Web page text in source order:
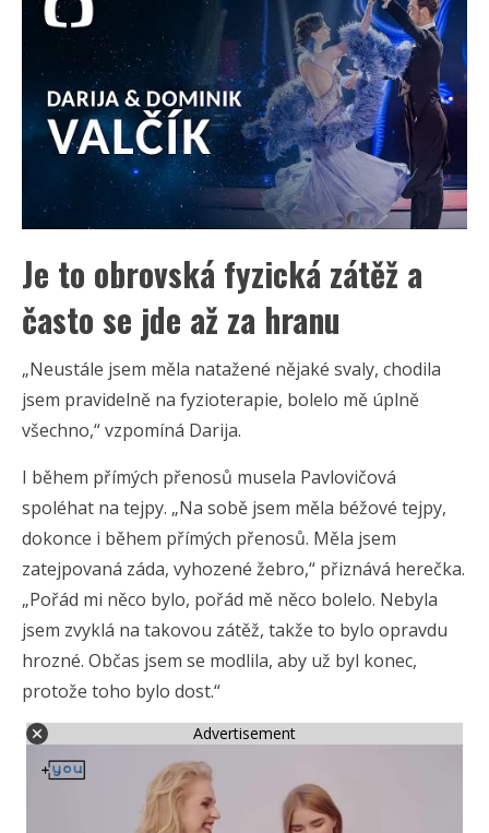
Je to obrovská fyzická zátěž a
často se jde až za hranu
„Neustále jsem měla natažené nějaké svaly, chodila
jsem pravidelně na fyzioterapie, bolelo mě úplně
všechno,“ vzpomíná Darija.
I během přímých přenosů musela Pavlovičová
spoléhat na tejpy. „Na sobě jsem měla béžové tejpy,
dokonce i během přímých přenosů. Měla jsem
zatejpovaná záda, vyhozené žebro,“ přiznává herečka.
„Pořád mi něco bylo, pořád mě něco bolelo. Nebyla
jsem zvyklá na takovou zátěž, takže to bylo opravdu
hrozné. Občas jsem se modlila, aby už byl konec,
protože toho bylo dost.“
Advertisement